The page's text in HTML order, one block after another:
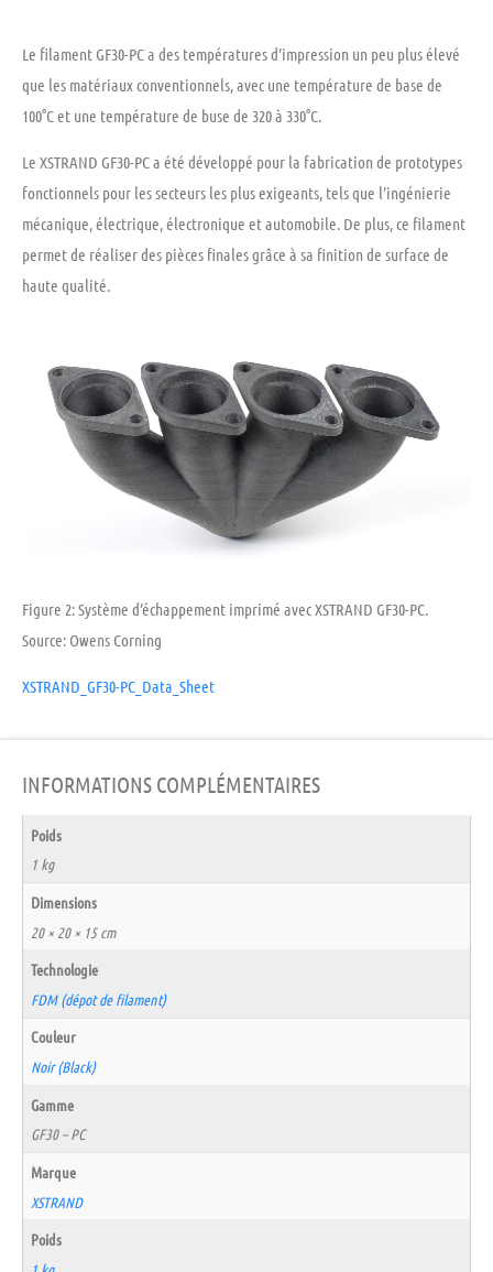
Le filament GF30-PC a des températures d’impression un peu plus élevé
que les matériaux conventionnels, avec une température de base de
100°C et une température de buse de 320 à 330°C.
Le XSTRAND GF30-PCa été développé pour la fabrication de prototypes
fonctionnels pour les secteurs les plus exigeants, tels que l’ingénierie
mécanique, électrique, électronique et automobile. De plus, ce filament
permet de réaliser des pièces finalesgrâce à sa finition de surface de
haute qualité.
Figure 2: Système d’échappement imprimé avec XSTRAND GF30-PC.
Source: Owens Corning
XSTRAND_GF30-PC_Data_Sheet
INFORMATIONS COMPLÉMENTAIRES
Poids
1 kg
Dimensions
20 × 20 × 15 cm
Technologie
FDM (dépot de filament)
Couleur
Noir (Black)
Gamme
GF30 – PC
Marque
XSTRAND
Poids